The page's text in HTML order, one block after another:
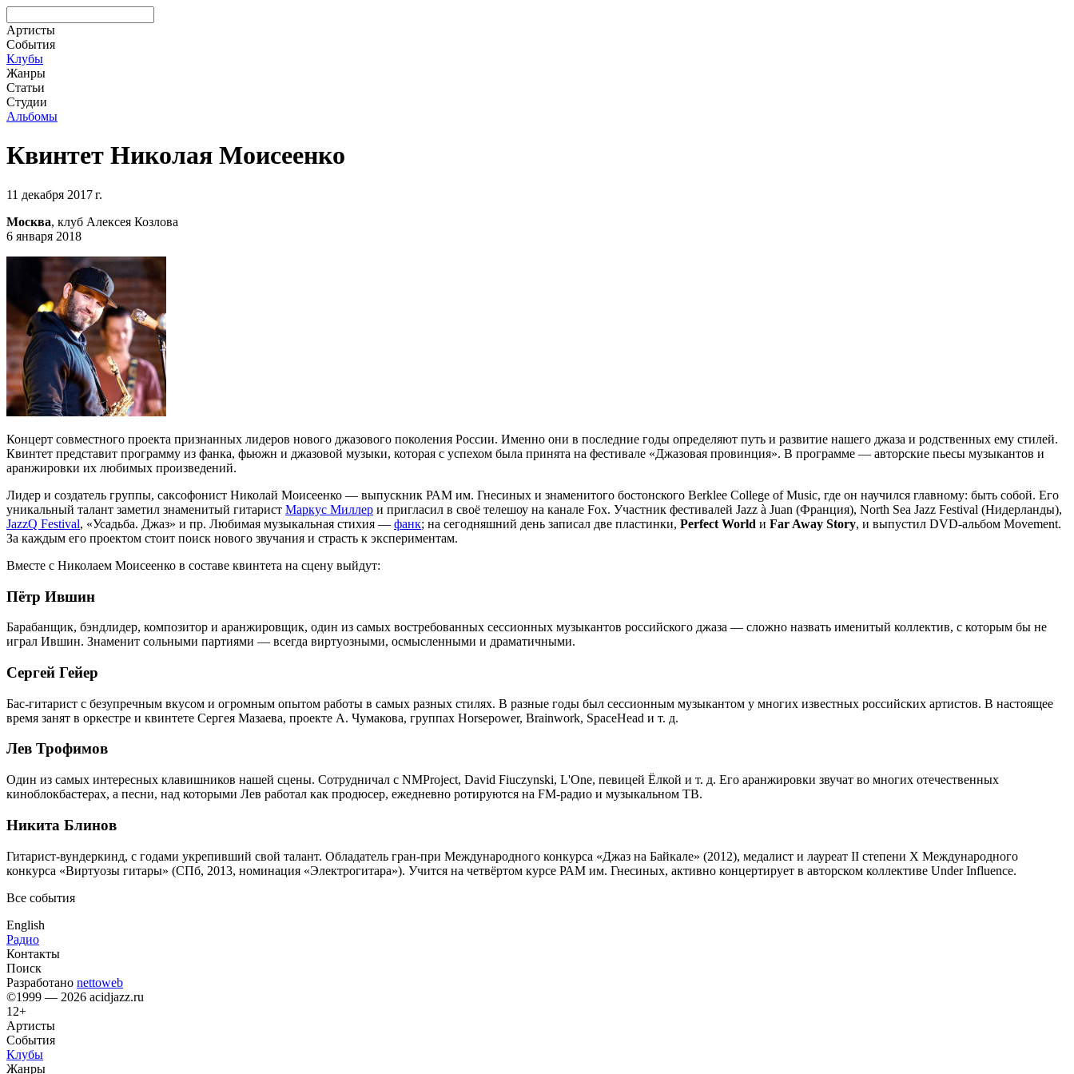
Артисты
События
Клубы
Жанры
Статьи
Студии
Альбомы
Квинтет Николая Моисеенко
11 декабря 2017 г.
Москва, клуб Алексея Козлова
6 января 2018
Концерт совместного проекта признанных лидеров нового джазового поколения России. Именно они в последние годы определяют путь и развитие нашего джаза и родственных ему стилей.
Квинтет представит программу из фанка, фьюжн и джазовой музыки, которая с успехом была принята на фестивале «Джазовая провинция». В программе — авторские пьесы музыкантов и
аранжировки их любимых произведений.
Лидер и создатель группы, саксофонист Николай Моисеенко — выпускник РАМ им. Гнесиных и знаменитого бостонского Berklee College of Music, где он научился главному: быть собой. Его
уникальный талант заметил знаменитый гитарист Маркус Миллер и пригласил в своё телешоу на канале Fox. Участник фестивалей Jazz à Juan (Франция), North Sea Jazz Festival (Нидерланды),
JazzQ Festival, «Усадьба. Джаз» и пр. Любимая музыкальная стихия — фанк; на сегодняшний день записал две пластинки, Perfect World и Far Away Story, и выпустил DVD-альбом Movement.
За каждым его проектом стоит поиск нового звучания и страсть к экспериментам.
Вместе с Николаем Моисеенко в составе квинтета на сцену выйдут:
Пётр Ившин
Барабанщик, бэндлидер, композитор и аранжировщик, один из самых востребованных сессионных музыкантов российского джаза — сложно назвать именитый коллектив, с которым бы не
играл Ившин. Знаменит сольными партиями — всегда виртуозными, осмысленными и драматичными.
Сергей Гейер
Бас-гитарист с безупречным вкусом и огромным опытом работы в самых разных стилях. В разные годы был сессионным музыкантом у многих известных российских артистов. В настоящее
время занят в оркестре и квинтете Сергея Мазаева, проекте А. Чумакова, группах Horsepower, Brainwork, SpaceHead и т. д.
Лев Трофимов
Один из самых интересных клавишников нашей сцены. Сотрудничал с NMProject, David Fiuczynski, L'One, певицей Ёлкой и т. д. Его аранжировки звучат во многих отечественных
киноблокбастерах, а песни, над которыми Лев работал как продюсер, ежедневно ротируются на FM-радио и музыкальном ТВ.
Никита Блинов
Гитарист-вундеркинд, с годами укрепивший свой талант. Обладатель гран-при Международного конкурса «Джаз на Байкале» (2012), медалист и лауреат II степени X Международного
конкурса «Виртуозы гитары» (СПб, 2013, номинация «Электрогитара»). Учится на четвёртом курсе РАМ им. Гнесиных, активно концертирует в авторском коллективе Under Influence.
Все события
English
Радио
Контакты
Поиск
Разработано nettoweb
©1999 — 2026 acidjazz.ru
12+
Артисты
События
Клубы
Жанры